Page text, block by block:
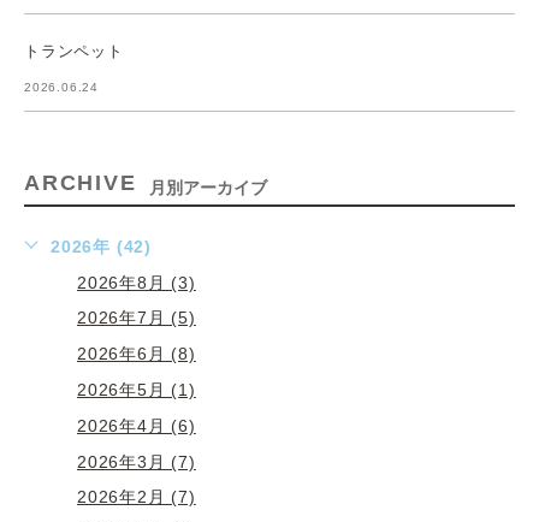
トランペット
2026.06.24
ARCHIVE 月別アーカイブ
2026年 (42)
2026年8月 (3)
2026年7月 (5)
2026年6月 (8)
2026年5月 (1)
2026年4月 (6)
2026年3月 (7)
2026年2月 (7)